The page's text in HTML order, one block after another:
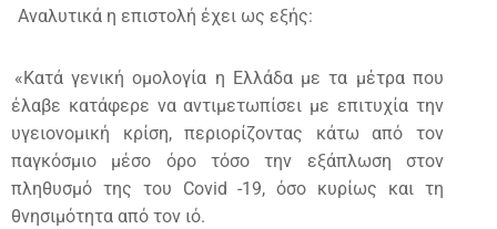
Αναλυτικά η επιστολή έχει ως εξής:
«Κατά γενική ομολογία η Ελλάδα με τα μέτρα που
έλαβε κατάφερε να αντιμετωπίσει με επιτυχία την
υγειονομική κρίση, περιορίζοντας κάτω από τον
παγκόσμιο μέσο όρο τόσο την εξάπλωση στον
πληθυσμό της του Covid -19, όσο κυρίως και τη
θνησιμότητα από τον ιό.